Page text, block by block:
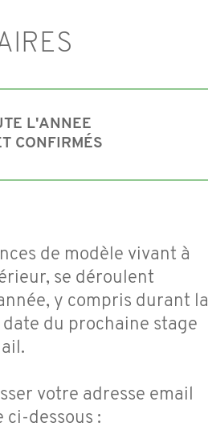
L'ANNEE
CONFIRMÉS
de modèle vivant à
se déroulent
y compris durant la
du prochaine stage
votre adresse email
ci-dessous :